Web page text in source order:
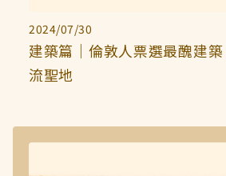
2024/07/30
建築篇｜倫敦人票選最醜建
流聖地